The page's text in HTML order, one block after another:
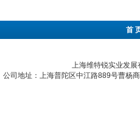
首
上海维特锐实业发
公司地址：上海普陀区中江路889号曹杨